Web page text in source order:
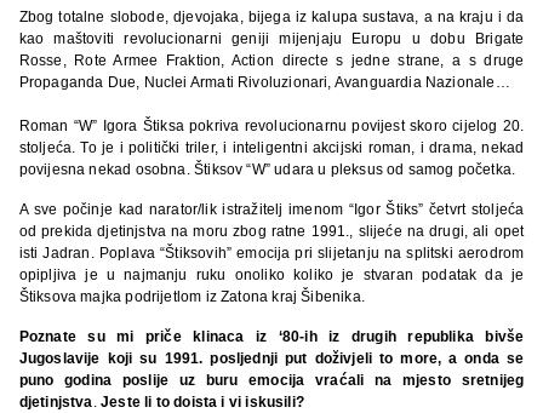
Zbog totalne slobode, djevojaka, bijega iz kalupa sustava, a na kraju i da
kao maštoviti revolucionarni geniji mijenjaju Europu u dobu Brigate
Rosse, Rote Armee Fraktion, Action directe s jedne strane, a s druge
Propaganda Due, Nuclei Armati Rivoluzionari, Avanguardia Nazionale…
Roman “W” Igora Štiksa pokriva revolucionarnu povijest skoro cijelog 20.
stoljeća. To je i politički triler, i inteligentni akcijski roman, i drama, nekad
povijesna nekad osobna. Štiksov “W” udara u pleksus od samog početka.
A sve počinje kad narator/lik istražitelj imenom “Igor Štiks” četvrt stoljeća
od prekida djetinjstva na moru zbog ratne 1991., slijeće na drugi, ali opet
isti Jadran. Poplava “Štiksovih” emocija pri slijetanju na splitski aerodrom
opipljiva je u najmanju ruku onoliko koliko je stvaran podatak da je
Štiksova majka podrijetlom iz Zatona kraj Šibenika.
Poznate su mi priče klinaca iz ‘80-ih iz drugih republika bivše
Jugoslavije koji su 1991. posljednji put doživjeli to more, a onda se
puno godina poslije uz buru emocija vraćali na mjesto sretnijeg
djetinjstva Jeste li to doista i vi iskusili?